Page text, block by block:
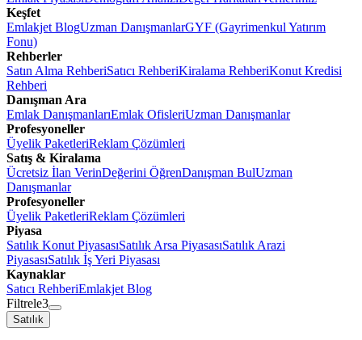
Keşfet
Emlakjet BlogUzman DanışmanlarGYF (Gayrimenkul Yatırım
Fonu)
Rehberler
Satın Alma RehberiSatıcı RehberiKiralama RehberiKonut Kredisi
Rehberi
Danışman Ara
Emlak DanışmanlarıEmlak OfisleriUzman Danışmanlar
Profesyoneller
Üyelik PaketleriReklam Çözümleri
Satış & Kiralama
Ücretsiz İlan VerinDeğerini ÖğrenDanışman BulUzman
Danışmanlar
Profesyoneller
Üyelik PaketleriReklam Çözümleri
Piyasa
Satılık Konut PiyasasıSatılık Arsa PiyasasıSatılık Arazi
PiyasasıSatılık İş Yeri Piyasası
Kaynaklar
Satıcı RehberiEmlakjet Blog
Filtrele3
Satılık